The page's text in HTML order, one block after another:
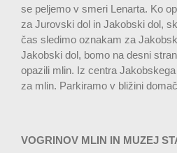
se peljemo v smeri Lenarta. Ko
za Jurovski dol in Jakobski dol,
čas sledimo oznakam za
Jakobski dol, bomo na desni
opazili mlin. Iz centra
za mlin. Parkiramo v bližini
VOGRINOV MLIN IN MUZEJ